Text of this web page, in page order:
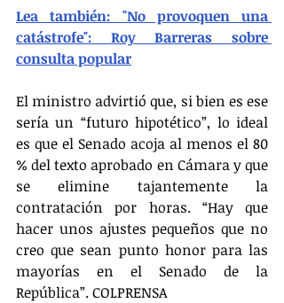
Lea también: "No provoquen una
catástrofe": Roy Barreras sobre
consulta popular
El ministro advirtió que, si bien es ese
sería un “futuro hipotético”, lo ideal
es que el Senado acoja al menos el 80
% del texto aprobado en Cámara y que
se elimine tajantemente la
contratación por horas. “Hay que
hacer unos ajustes pequeños que no
creo que sean punto honor para las
mayorías en el Senado de la
República”. COLPRENSA